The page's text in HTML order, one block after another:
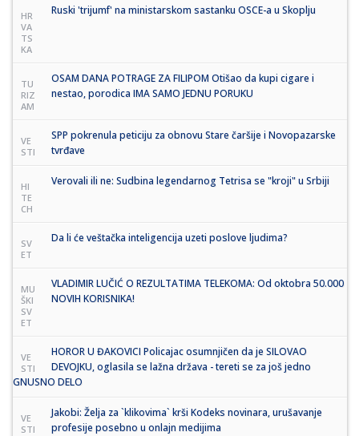
HR
VA
TS
KA
Ruski 'trijumf' na ministarskom sastanku OSCE-a u Skoplju
TU
RIZ
AM
OSAM DANA POTRAGE ZA FILIPOM Otišao da kupi cigare i
nestao, porodica IMA SAMO JEDNU PORUKU
VE
STI
SPP pokrenula peticiju za obnovu Stare čaršije i Novopazarske
tvrđave
HI
TE
CH
Verovali ili ne: Sudbina legendarnog Tetrisa se "kroji" u Srbiji
SV
ET
Da li će veštačka inteligencija uzeti poslove ljudima?
MU
ŠKI
SV
ET
VLADIMIR LUČIĆ O REZULTATIMA TELEKOMA: Od oktobra 50.000
NOVIH KORISNIKA!
VE
STI
HOROR U ĐAKOVICI Policajac osumnjičen da je SILOVAO
DEVOJKU, oglasila se lažna država - tereti se za još jedno
GNUSNO DELO
VE
STI
Jakobi: Želja za `klikovima` krši Kodeks novinara, urušavanje
profesije posebno u onlajn medijima